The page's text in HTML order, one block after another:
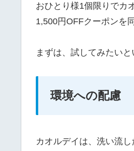
おひとり様1個限りでカ
1,500円OFFクーポンを
まずは、試してみたいと
環境への配慮
カオルデイは、洗い流